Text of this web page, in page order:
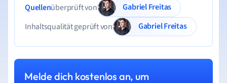
Quellenüberprüft von
Gabriel Freitas
Inhaltsqualität geprüft von
Gabriel Freitas
Melde dich kostenlos an, um